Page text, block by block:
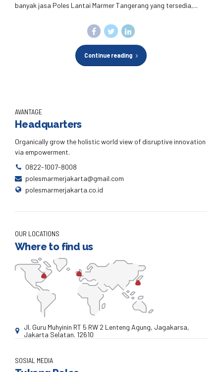
banyak jasa Poles Lantai Marmer Tangerang yang tersedia,...
Continue reading
AVANTAGE
Headquarters
Organically grow the holistic world view of disruptive innovation
via empowerment.
0822-1007-8008
polesmarmerjakarta@gmail.com
polesmarmerjakarta.co.id
OUR LOCATIONS
Where to find us
Jl. Guru Muhyinin RT 5 RW 2 Lenteng Agung, Jagakarsa,
Jakarta Selatan. 12610
SOSIAL MEDIA